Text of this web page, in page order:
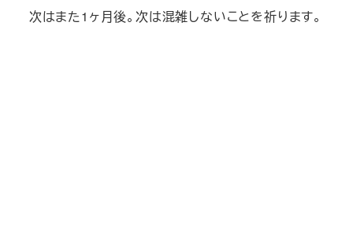
次はまた1ヶ月後。次は混雑しないことを祈ります。